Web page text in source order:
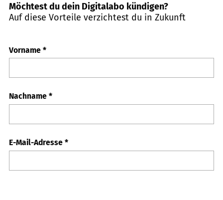
Möchtest du dein Digitalabo kündigen?
Auf diese Vorteile verzichtest du in Zukunft
Vorname *
Nachname *
E-Mail-Adresse *